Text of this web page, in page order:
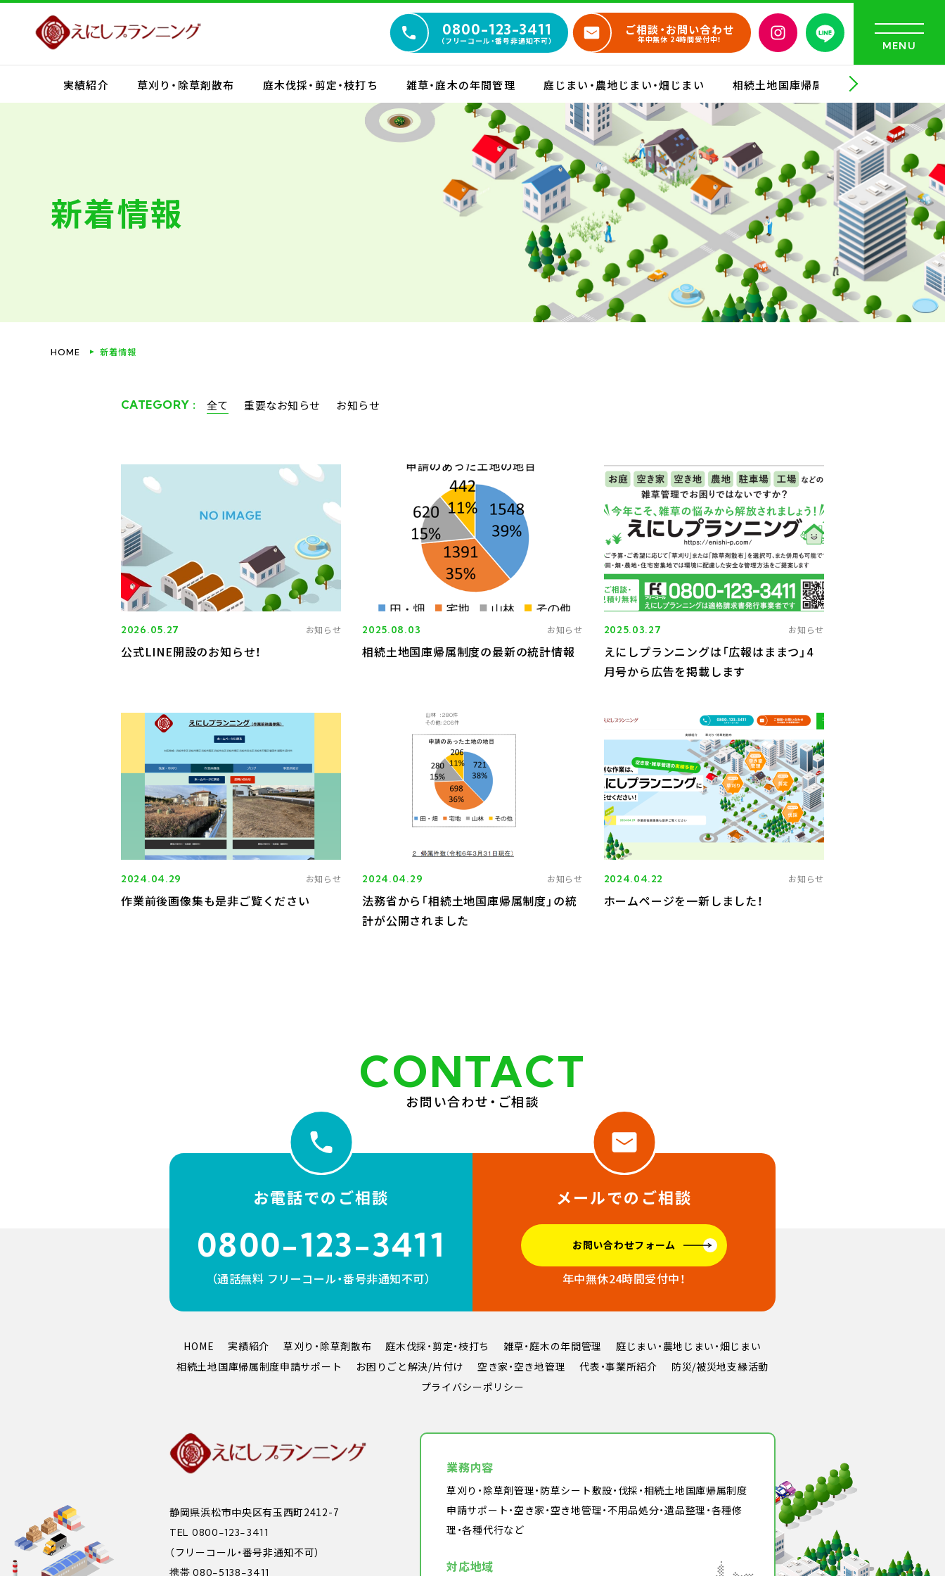
0800-123-3411
（フリーコール・番号非通知不可）
ご相談・お問い合わせ
年中無休 24時間受付中！
実績紹介 草刈り・除草剤散布 庭木伐採・剪定・枝打ち 雑草・庭木の年間管理 庭じまい・農地じまい・畑じまい 相続土地国庫帰属制度申請サポート
新着情報
HOME 新着情報
CATEGORY : 全て 重要なお知らせ お知らせ
2026.05.27 お知らせ
公式LINE開設のお知らせ！
2025.08.03 お知らせ
相続土地国庫帰属制度の最新の統計情報
2025.03.27 お知らせ
えにしプランニングは「広報はままつ」4
月号から広告を掲載します
2024.04.29 お知らせ
作業前後画像集も是非ご覧ください
2024.04.29 お知らせ
法務省から「相続土地国庫帰属制度」の統
計が公開されました
2024.04.22 お知らせ
ホームページを一新しました！
CONTACT
お問い合わせ・ご相談
お電話でのご相談
0800-123-3411
（通話無料 フリーコール・番号非通知不可）
メールでのご相談
お問い合わせフォーム
年中無休24時間受付中！
HOME 実績紹介 草刈り・除草剤散布 庭木伐採・剪定・枝打ち 雑草・庭木の年間管理
庭じまい・農地じまい・畑じまい
相続土地国庫帰属制度申請サポート
お困りごと解決/片付け 空き家・空き地管理 代表・事業所紹介
防災/被災地支縁活動
プライバシーポリシー
静岡県浜松市中央区有玉西町2412-7
TEL 0800-123-3411
（フリーコール・番号非通知不可）
携帯 080-5138-3411
業務内容
草刈り・除草剤管理・防草シート敷設・伐採・相続土地国庫帰属制度
申請サポート・空き家・空き地管理・不用品処分・遺品整理・各種修
理・各種代行など
対応地域